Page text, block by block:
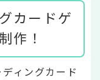
カードゲ
作！
ィングカード